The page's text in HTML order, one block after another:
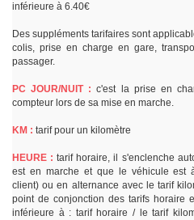
inférieure à 6.40€
Des suppléments tarifaires sont
colis, prise en charge en gare,
passager.
PC JOUR/NUIT : c'est la prise en
compteur lors de sa mise en marche.
KM : tarif pour un kilomètre
HEURE : tarif horaire, il s'enclenche
est en marche et que le véhicule est
client) ou en alternance avec le tarif
point de conjonction des tarifs horaire
inférieure à : tarif horaire / le tarif